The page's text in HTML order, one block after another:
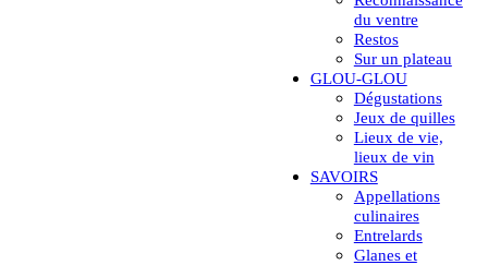
du ventre
Restos
Sur un plateau
GLOU-GLOU
Dégustations
Jeux de quilles
Lieux de vie,
lieux de vin
SAVOIRS
Appellations
culinaires
Entrelards
Glanes et